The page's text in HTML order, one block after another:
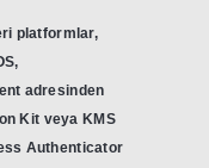
platformlar,
adresinden
Kit veya KMS
Authenticator